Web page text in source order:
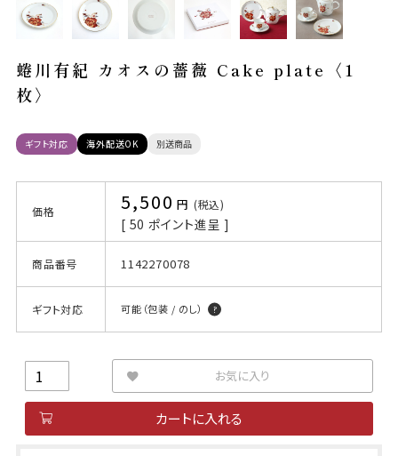
蜷川有紀 カオスの薔薇 Cake plate〈1
枚〉
ギフト対応 海外配送OK 別送商品
価格 5,500 税込
[ 50 ポイント進呈 ]
商品番号 1142270078
ギフト対応 可能（包装 / のし）
お気に入り
カートに入れる